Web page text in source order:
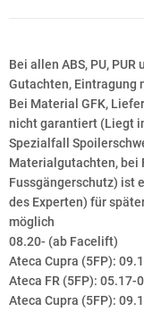
Bei allen ABS, PU,
Gutachten, Eintragung
Bei Material GFK,
nicht garantiert (Liegt
Spezialfall
Materialgutachten, bei
Fussgängerschutz) ist
des Experten) für
möglich
08.20- (ab Facelift)
Ateca Cupra (5FP):
Ateca FR (5FP):
Ateca Cupra (5FP):